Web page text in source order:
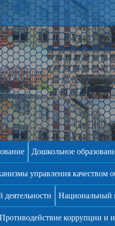
Дошкольное
управления качеством
деятельности Национальный
Противодействие коррупции и